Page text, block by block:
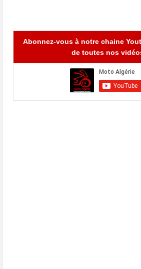
Abonnez-vous à notre chaine
de toutes nos